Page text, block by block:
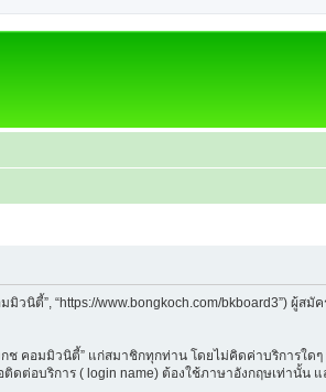
วนิตี้”, “https://www.bongkoch.com/bkboard3”) ผู้
ช คอมมิวนิตี้” แก่สมาชิกทุกท่าน โดยไม่คิดค่าบริการใ
ต่อบริการ ( login name) ต้องใช้ภาษาอังกฤษเท่านั้น